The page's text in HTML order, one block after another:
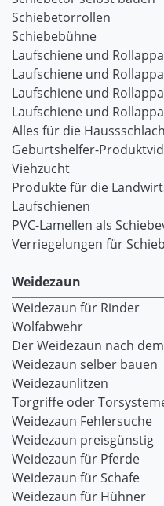
Schiebetorrollen
Schiebebühne
Laufschiene und
Laufschiene und
Laufschiene und
Laufschiene und
Alles für die
Geburtshelfer-
Viehzucht
Produkte für die
Laufschienen
PVC-Lamellen als
Verriegelungen für
Weidezaun
Weidezaun für Rinder
Wolfabwehr
Der Weidezaun nach
Weidezaun selber bauen
Weidezaunlitzen
Torgriffe oder
Weidezaun Fehlersuche
Weidezaun preisgünstig
Weidezaun für Pferde
Weidezaun für Schafe
Weidezaun für Hühner